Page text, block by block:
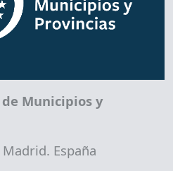
Municipios y
España